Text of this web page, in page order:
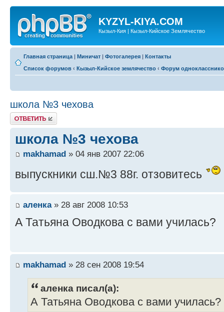
KYZYL-KIYA.COM
Кызыл-Кия | Кызыл-Кийское Землячество
Главная страница | Миничат | Фотогалерея | Контакты
Список форумов ‹ Кызыл-Кийское землячество ‹ Форум
школа №3 чехова
Ответить
школа №3 чехова
makhamad » 04 янв 2007 22:06
выпускники сш.№3 88г. отзовитесь
аленка» 28 авг 2008 10:53
А Татьяна Оводкова с вами училась?
makhamad » 28 сен 2008 19:54
аленка писал(а):
А Татьяна Оводкова с вами училась?